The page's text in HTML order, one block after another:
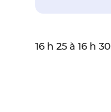
16 h 25 à 16 h 30